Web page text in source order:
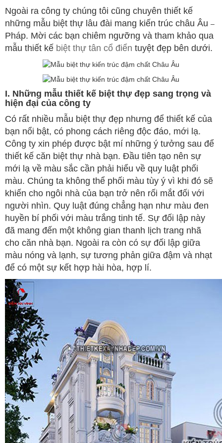
Ngoài ra công ty chúng tôi cũng chuyên thiết kế
những mẫu biệt thự lâu đài mang kiến trúc châu Âu –
Pháp. Mời các bạn chiêm ngưỡng và tham khảo qua
mẫu thiết kế biệt thự tân cổ điển tuyệt đẹp bên dưới.
I. Những mẫu thiết kế biệt thự đẹp sang trọng và
hiện đại của công ty
Có rất nhiều mẫu biệt thự đẹp nhưng để thiết kế của
bạn nổi bật, có phong cách riêng độc đáo, mới lạ.
Công ty xin phép được bật mí những ý tưởng sau để
thiết kế căn biệt thự nhà bạn. Đầu tiên tạo nên sự
mới lạ về màu sắc cần phải hiểu về quy luật phối
màu. Chúng ta không thể phối màu tùy ý vì khi đó sẽ
khiến cho ngôi nhà của bạn trở nên rối mắt đối với
người nhìn. Quy luật đúng chẳng hạn như màu đen
huyền bí phối với màu trắng tinh tế. Sự đối lập này
đã mang đến một không gian thanh lịch trang nhã
cho căn nhà bạn. Ngoài ra còn có sự đối lập giữa
màu nóng và lạnh, sự tương phản giữa đậm và nhạt
để có một sự kết hợp hài hòa, hợp lí.